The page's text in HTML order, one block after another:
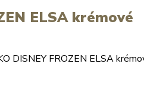
ELSA krémové